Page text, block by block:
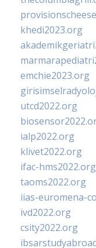
khedi2023.org
emchie2023.org
utcd2022.org
ialp2022.org
klivet2022.org
ifac-hms2022.org
taoms2022.org
iias-euromena-
ivd2022.org
csity2022.org